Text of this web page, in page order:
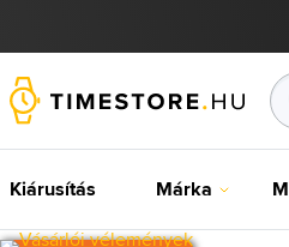
Kiárusítás Márka